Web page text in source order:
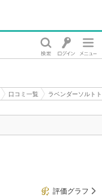
口コミ一覧
ラベンダーソルト
評価グラフ